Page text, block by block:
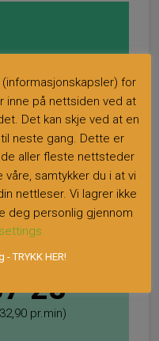
328
pr.min)
28
pr.min)
for
inne på nettsiden ved at
Det kan skje ved at en
neste gang. Dette er
aller fleste nettsteder
samtykker du i at vi
nettleser. Vi lagrer ikke
deg personlig gjennom
TRYKK HER!